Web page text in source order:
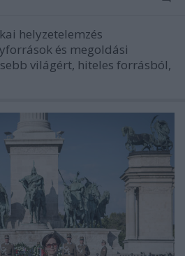
helyzetelemzés
és megoldási
világért, hiteles forrásból,